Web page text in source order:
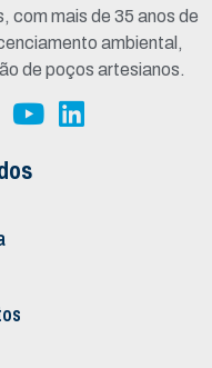
mais de 35 anos de
ambiental,
de poços artesianos.